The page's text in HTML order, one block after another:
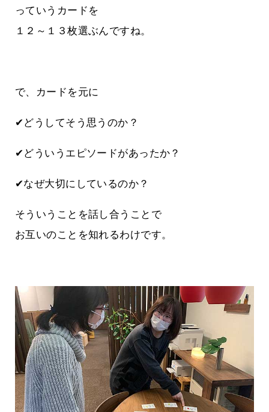
っていうカードを
１２～１３枚選ぶんですね。
で、カードを元に
✔どうしてそう思うのか？
✔どういうエピソードがあったか？
✔なぜ大切にしているのか？
そういうことを話し合うことで
お互いのことを知れるわけです。